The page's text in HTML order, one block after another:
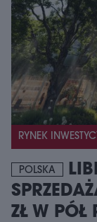
RYNEK
POLSKA
ZŁ W PÓŁ